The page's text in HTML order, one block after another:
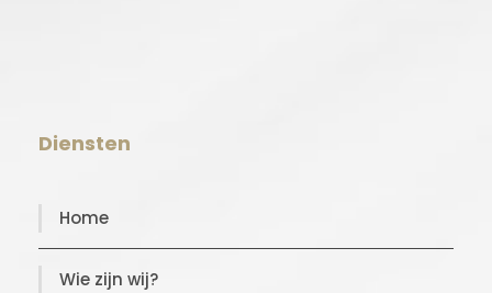
Diensten
Home
Wie zijn wij?